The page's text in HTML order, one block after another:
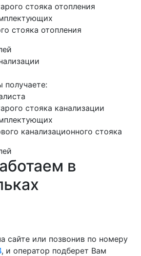
стояка отопления
стояка отопления
получаете:
стояка канализации
канализационного стояка
в
сайте или позвонив по номеру
, и оператор подберет Вам